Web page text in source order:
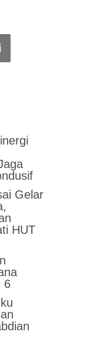
Gelar
HUT
6